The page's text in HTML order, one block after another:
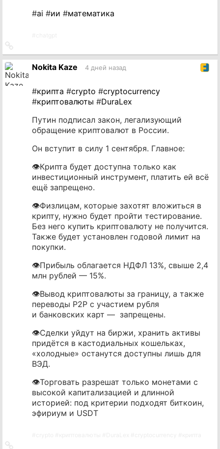
#ai #ии #математика
на
источникNokita Kaze 4 дней назад
#крипта #crypto #cryptocurrency
#криптовалюты #DuraLex
Путин подписал закон, легализующий
обращение криптовалют в России.
Он вступит в силу 1 сентября. Главное:
👁Крипта будет доступна только как
инвестиционный инструмент, платить ей всё
ещё запрещено.
👁Физлицам, которые захотят вложиться в
крипту, нужно будет пройти тестирование.
Без него купить криптовалюту не получится.
Также будет установлен годовой лимит на
покупки.
👁Прибыль облагается НДФЛ 13%, свыше 2,4
млн рублей — 15%.
👁Вывод криптовалюты за границу, а также
переводы P2P с участием рубля
и банковских карт — запрещены.
👁Сделки уйдут на биржи, хранить активы
придётся в кастодиальных кошельках,
«холодные» останутся доступны лишь для
ВЭД.
👁Торговать разрешат только монетами с
высокой капитализацией и длинной
историей: под критерии подходят биткоин,
эфириум и USDT